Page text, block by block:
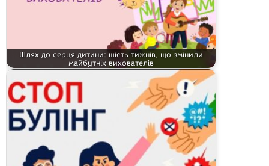
Шлях до серця дитини: шість тижнів, що змінили
майбутніх вихователів